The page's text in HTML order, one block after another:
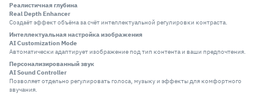
Реалистичная глубина
Real Depth Enhancer
Создаёт эффект объёма за счёт интеллектуальной регулировки контраста.
Интеллектуальная настройка изображения
AI Customization Mode
Автоматически адаптирует изображение под тип контента и ваши предпочтения.
Персонализированный звук
AI Sound Controller
Позволяет отдельно регулировать голоса, музыку и эффекты для комфортного
звучания.